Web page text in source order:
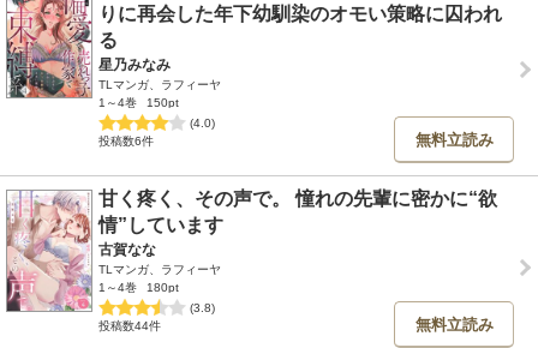
りに再会した年下幼馴染のオモい策略に囚われ
る
星乃みなみ
TLマンガ、ラフィーヤ
1～4巻
150pt
(4.0)
投稿数6件
無料立読み
甘く疼く、その声で。 憧れの先輩に密かに“欲
情”しています
古賀なな
TLマンガ、ラフィーヤ
1～4巻
180pt
(3.8)
投稿数44件
無料立読み